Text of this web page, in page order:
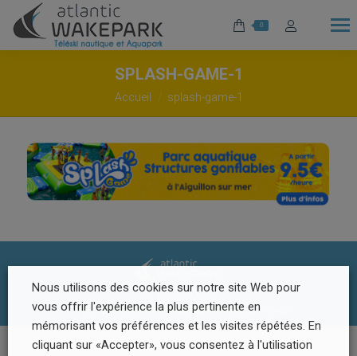
0
SPLASH-GAME-1
Vous êtes ici :
Accueil splash-game-1
© Atlantic Wake Park | RéalisationRadius Design
Nous utilisons des cookies sur notre site Web pour
vous offrir l'expérience la plus pertinente en
mémorisant vos préférences et les visites répétées. En
cliquant sur «Accepter», vous consentez à l'utilisation